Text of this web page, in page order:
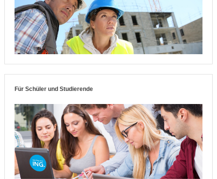
Für Schüler und Studierende